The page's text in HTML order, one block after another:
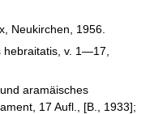
Neukirchen, 1956.
hebraitatis, v. 1—17,
aramäisches
17 Aufl., [B., 1933];